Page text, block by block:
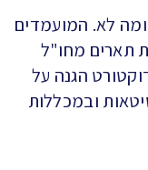
לא. המועמדים
תארים מחו"ל
הגנה על
ובמכללות